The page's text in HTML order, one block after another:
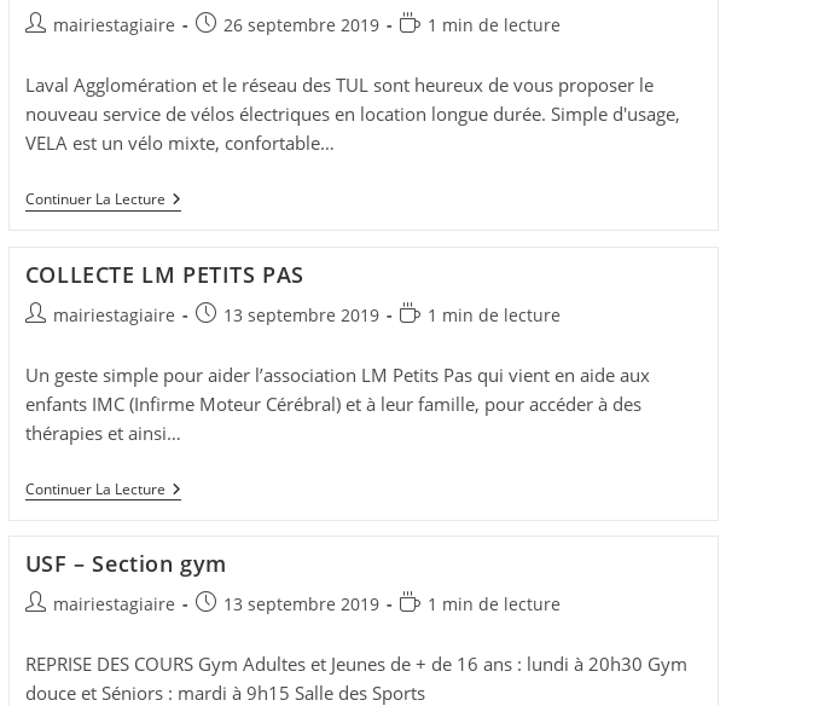
Auteur/autrice
la
publication :
mairiestagiaire
Publication
26 septembre 2019
Temps
lecture :
1 min de lecture
Laval Agglomération et le réseau des TUL sont heureux de vous proposer le
nouveau service de vélos électriques en location longue durée. Simple d'usage,
VELA est un vélo mixte, confortable…
Continuer La LectureVELA,
Votre
Avec
Agglo
COLLECTE LM PETITS PAS
Auteur/autrice
la
publication :
mairiestagiaire
Publication
13 septembre 2019
Temps
lecture :
1 min de lecture
Un geste simple pour aider l’association LM Petits Pas qui vient en aide aux
enfants IMC (Infirme Moteur Cérébral) et à leur famille, pour accéder à des
thérapies et ainsi…
Continuer La LectureCOLLECTE
LM
USF – Section gym
Auteur/autrice
la
publication :
mairiestagiaire
Publication
13 septembre 2019
Temps
lecture :
1 min de lecture
REPRISE DES COURS Gym Adultes et Jeunes de + de 16 ans : lundi à 20h30 Gym
douce et Séniors : mardi à 9h15 Salle des Sports